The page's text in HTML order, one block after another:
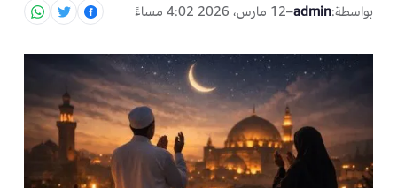
بواسطة:admin
–12 مارس، 2026 4:02 مساءً